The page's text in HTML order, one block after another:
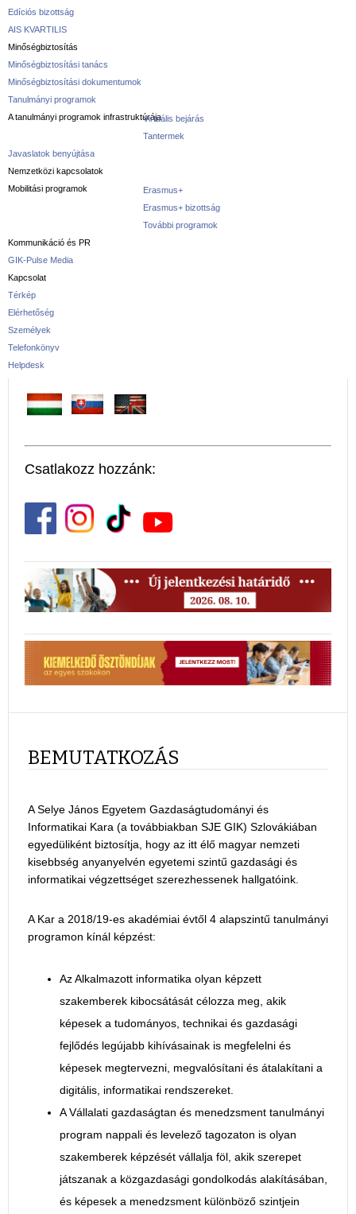
Edíciós bizottság
AIS KVARTILIS
Minőségbiztosítás
Minőségbiztosítási tanács
Minőségbiztosítási dokumentumok
Tanulmányi programok
A tanulmányi programok infrastruktúrájaVirtuális bejárás
Tantermek
Javaslatok benyújtása
Nemzetközi kapcsolatok
Mobilitási programok
Erasmus+
Erasmus+ bizottság
További programok
Kommunikáció és PR
GIK-Pulse Media
Kapcsolat
Térkép
Elérhetőség
Személyek
Telefonkönyv
Helpdesk
Csatlakozz hozzánk:
BEMUTATKOZÁS
A Selye János Egyetem Gazdaságtudományi és
Informatikai Kara (a továbbiakban SJE GIK) Szlovákiában
egyedüliként biztosítja, hogy az itt élő magyar nemzeti
kisebbség anyanyelvén egyetemi szintű gazdasági és
informatikai végzettséget szerezhessenek hallgatóink.
A Kar a 2018/19-es akadémiai évtől 4 alapszintű tanulmányi
programon kínál képzést:
Az Alkalmazott informatika olyan képzett
szakemberek kibocsátását célozza meg, akik
képesek a tudományos, technikai és gazdasági
fejlődés legújabb kihívásainak is megfelelni és
képesek megtervezni, megvalósítani és átalakítani a
digitális, informatikai rendszereket.
A Vállalati gazdaságtan és menedzsment tanulmányi
program nappali és levelező tagozaton is olyan
szakemberek képzését vállalja föl, akik szerepet
játszanak a közgazdasági gondolkodás alakításában,
és képesek a menedzsment különböző szintjein